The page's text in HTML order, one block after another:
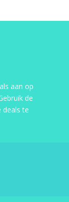
aan op
de
deals te